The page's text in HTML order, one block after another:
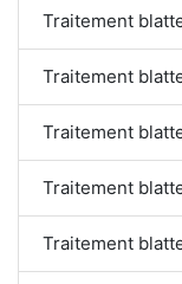
Traitement
Traitement
Traitement
Traitement
Traitement